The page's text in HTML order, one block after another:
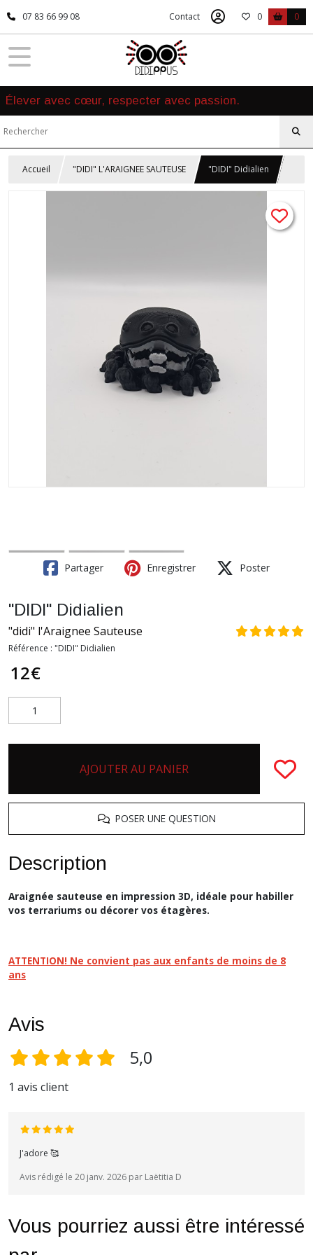
07 83 66 99 08 Contact 0 0
Élever avec cœur, respecter avec passion.
Accueil "DIDI" L'ARAIGNEE SAUTEUSE "DIDI" Didialien
Partager Enregistrer Poster
"DIDI" Didialien
"didi" l'Araignee Sauteuse
Référence : "DIDI" Didialien
12€
AJOUTER AU PANIER
POSER UNE QUESTION
Description
Araignée sauteuse en impression 3D, idéale pour habiller
vos terrariums ou décorer vos étagères.
ATTENTION! Ne convient pas aux enfants de moins de 8
ans
Avis
5,0
1 avis client
J'adore 🥰
Avis rédigé le 20 janv. 2026 par Laëtitia D
Vous pourriez aussi être intéressé